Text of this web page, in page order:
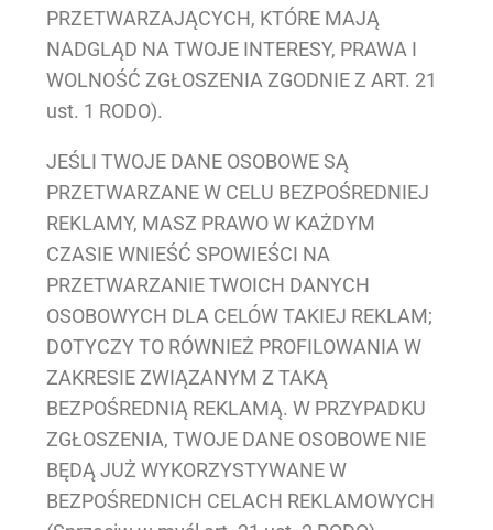
PRZETWARZAJĄCYCH, KTÓRE MAJĄ
NADGLĄD NA TWOJE INTERESY, PRAWA I
WOLNOŚĆ ZGŁOSZENIA ZGODNIE Z ART. 21
ust. 1 RODO).
JEŚLI TWOJE DANE OSOBOWE SĄ
PRZETWARZANE W CELU BEZPOŚREDNIEJ
REKLAMY, MASZ PRAWO W KAŻDYM
CZASIE WNIEŚĆ SPOWIEŚCI NA
PRZETWARZANIE TWOICH DANYCH
OSOBOWYCH DLA CELÓW TAKIEJ REKLAM;
DOTYCZY TO RÓWNIEŻ PROFILOWANIA W
ZAKRESIE ZWIĄZANYM Z TAKĄ
BEZPOŚREDNIĄ REKLAMĄ. W PRZYPADKU
ZGŁOSZENIA, TWOJE DANE OSOBOWE NIE
BĘDĄ JUŻ WYKORZYSTYWANE W
BEZPOŚREDNICH CELACH REKLAMOWYCH